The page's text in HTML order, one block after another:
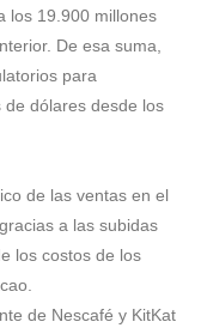
los 19.900 millones
De esa suma,
para
dólares desde los
de las ventas en el
a las subidas
los costos de los
de Nescafé y KitKat